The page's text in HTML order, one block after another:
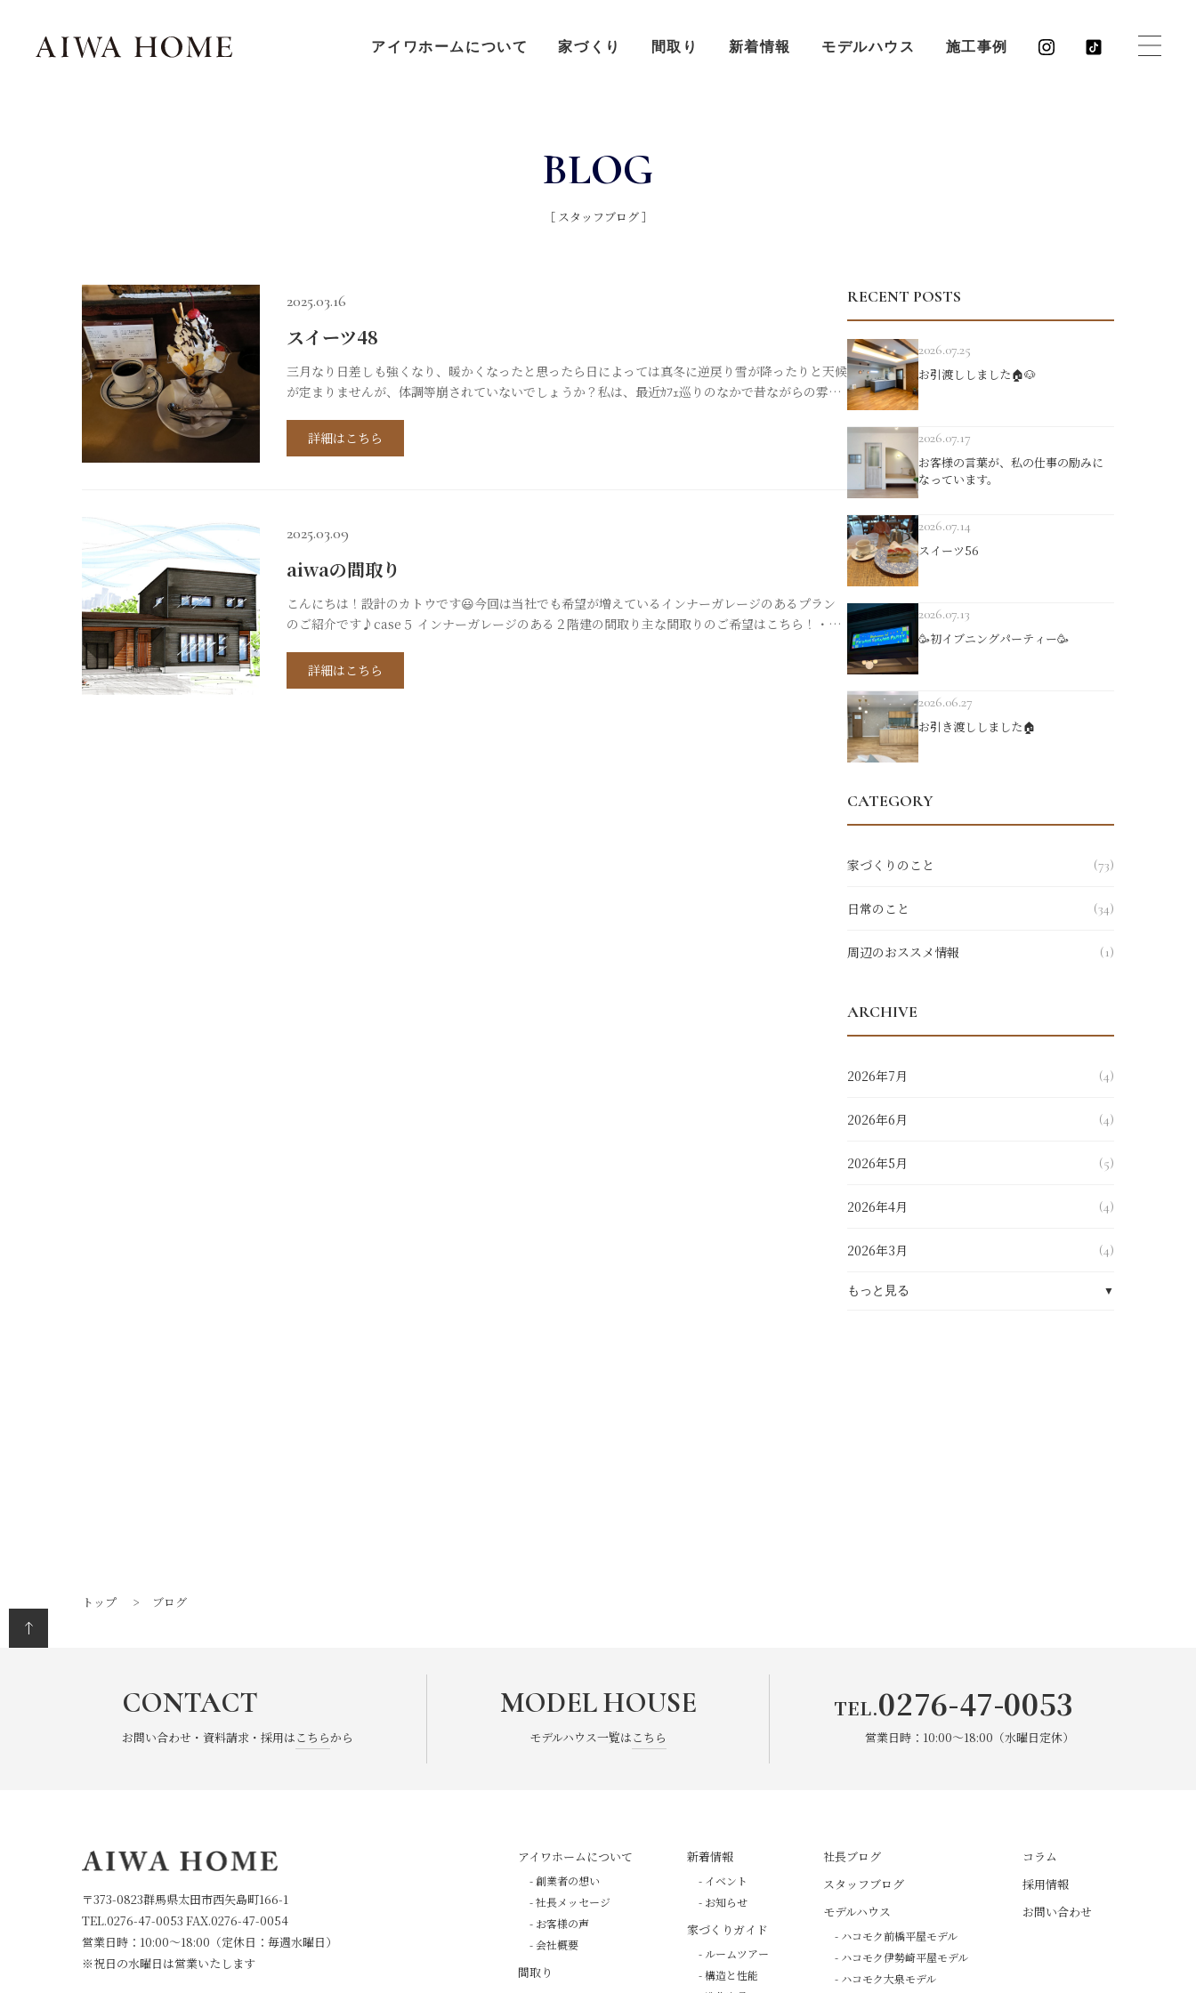
アイワホームについて 家づくり 間取り 新着情報 モデルハウス 施工事例
BLOG
［ スタッフブログ ］
2025.03.16
スイーツ48
三月なり日差しも強くなり、暖かくなったと思ったら日によっては真冬に逆戻り雪が降ったりと天候
が定まりませんが、体調等崩されていないでしょうか？私は、最近ｶﾌｪ巡りのなかで昔ながらの雰囲
て行きたいｶﾌｪもたくさんありますが、古くから変わらない姿を維持している喫茶店でのんびりとし
た時間をｽｲｰﾂ共に過ごすが最...
詳細はこちら
2025.03.09
aiwaの間取り
こんにちは！設計のカトウです😃今回は当社でも希望が増えているインナーガレージのあるプラン
のご紹介です♪case５ インナーガレージのある２階建の間取り主な間取りのご希望はこちら！・車
帖のタタミコーナー・ランドリールーム＋ファミクロ→動きやすい家事動線ではさっそくプランを見
ていきましょう♪１階２階まず目に入るの...
詳細はこちら
RECENT POSTS
2026.07.25
お引渡ししました🏠🐶
2026.07.17
お客様の言葉が、私の仕事の励みに
なっています。
2026.07.14
スイーツ56
2026.07.13
🥳初イブニングパーティー🥳
2026.06.27
お引き渡ししました🏠
CATEGORY
家づくりのこと (73)
日常のこと (34)
周辺のおススメ情報 (1)
ARCHIVE
2026年7月 (4)
2026年6月 (4)
2026年5月 (5)
2026年4月 (4)
2026年3月 (4)
もっと見る ▼
2024年5月
2024年1月
2023年12月
トップ ブログ
CONTACT
お問い合わせ・資料請求・採用はこちらから
MODEL HOUSE
モデルハウス一覧はこちら
TEL.0276-47-0053
営業日時：10:00～18:00（水曜日定休）
〒373-0823群馬県太田市西矢島町166-1
TEL.0276-47-0053 FAX.0276-47-0054
営業日時：10:00～18:00（定休日：毎週水曜日）
※祝日の水曜日は営業いたします
アイワホームについて
- 創業者の想い
- 社長メッセージ
- お客様の声
- 会社概要
間取り
新着情報
- イベント
- お知らせ
家づくりガイド
- ルームツアー
- 構造と性能
社長ブログ
スタッフブログ
モデルハウス
- ハコモク前橋平屋モデル
- ハコモク伊勢崎平屋モデル
- ハコモク大泉モデル
コラム
採用情報
お問い合わせ